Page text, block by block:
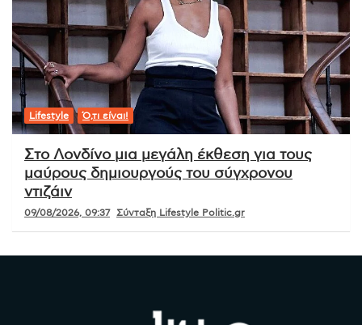
Lifestyle Ό,τι είναι!
Στο Λονδίνο μια μεγάλη έκθεση για τους
μαύρους δημιουργούς του σύγχρονου
ντιζάιν
09/08/2026, 09:37 Σύνταξη Lifestyle Politic.gr